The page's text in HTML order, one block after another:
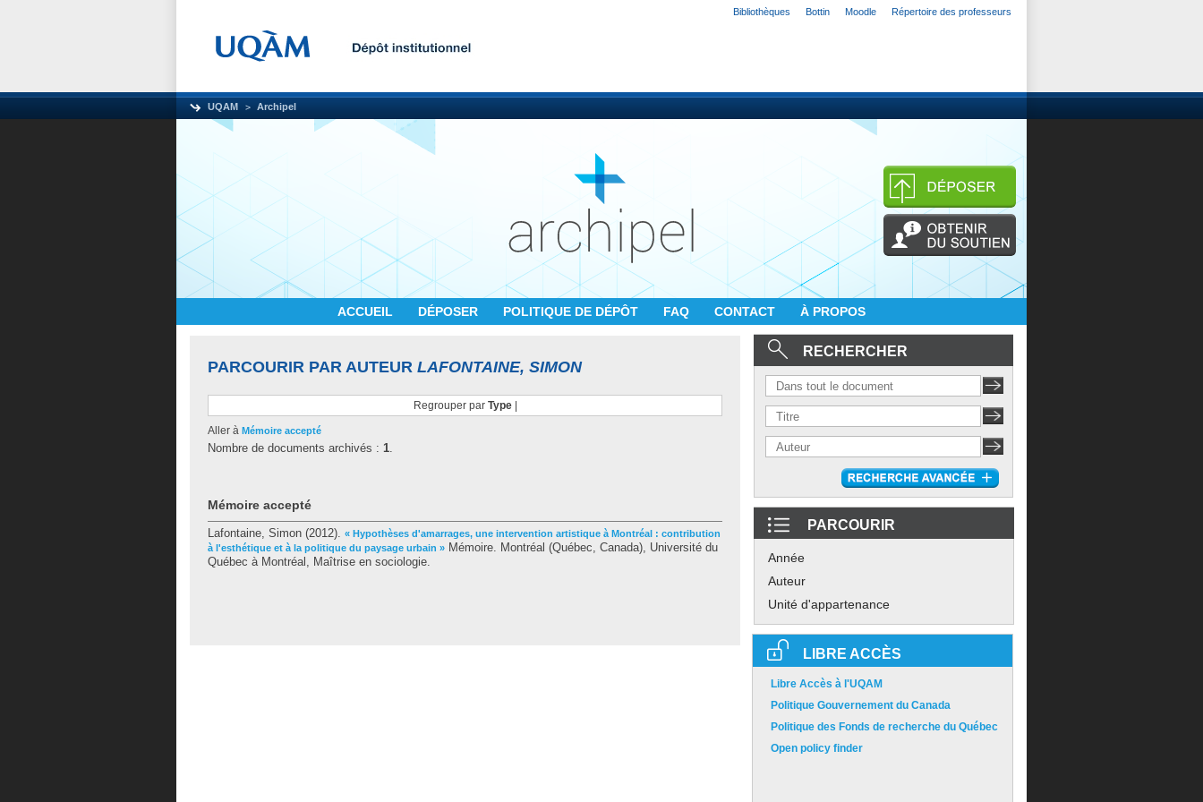
Bibliothèques Bottin Moodle Répertoire des professeurs
UQAM Archipel
ACCUEIL DÉPOSER POLITIQUE DE DÉPÔT FAQ CONTACT À PROPOS
PARCOURIR PAR AUTEUR LAFONTAINE, SIMON
Regrouper par Type|
Aller à Mémoire accepté
Nombre de documents archivés : 1.
Mémoire accepté
Lafontaine, Simon (2012). « Hypothèses d'amarrages, une intervention artistique à Montréal : contribution
à l'esthétique et à la politique du paysage urbain » Mémoire. Montréal (Québec, Canada), Université du
Québec à Montréal, Maîtrise en sociologie.
RECHERCHER
PARCOURIR
Année
Auteur
Unité d'appartenance
LIBRE ACCÈS
Libre Accès à l'UQAM
Politique Gouvernement du Canada
Politique des Fonds de recherche du Québec
Open policy finder